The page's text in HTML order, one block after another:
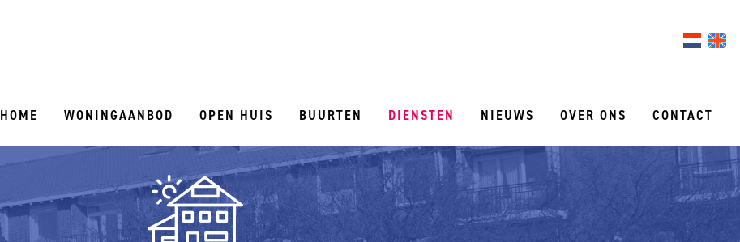
HOME WONINGAANBOD OPEN HUIS BUURTEN DIENSTEN NIEUWS OVER ONS CONTACT